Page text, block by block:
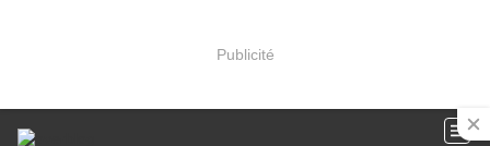
Publicité